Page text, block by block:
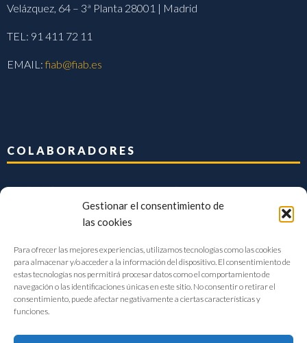
Gestionar el consentimiento de
las cookies
Para ofrecer las mejores experiencias, utilizamos tecnologías como las cookies
para almacenar y/o acceder a la información del dispositivo. El consentimiento de
estas tecnologías nos permitirá procesar datos como el comportamiento de
navegación o las identificaciones únicas en este sitio. No consentir o retirar el
consentimiento, puede afectar negativamente a ciertas características y
funciones.
Velázquez, 64 – 3ª Planta 28001 | Madrid
TEL: 91 411 72 11
EMAIL:fiab@fiab.es
COLABORADORES